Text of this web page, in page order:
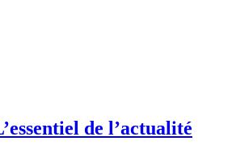
de l’actualité